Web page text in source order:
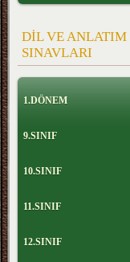
DİL VE ANLATIM
SINAVLARI
1.DÖNEM
9.SINIF
10.SINIF
11.SINIF
12.SINIF